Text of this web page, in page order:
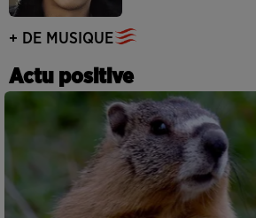
+ DE MUSIQUE
Actu positive